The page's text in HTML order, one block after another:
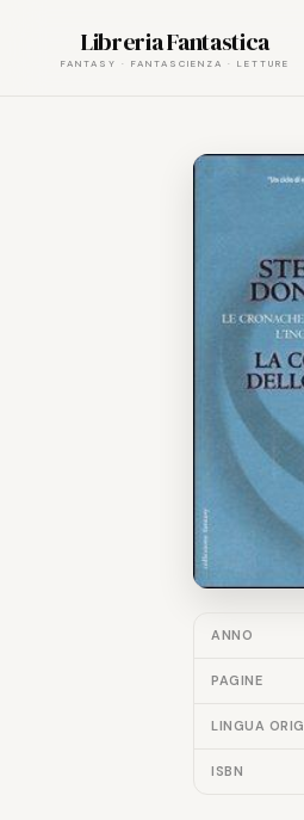
content
Libreria Fantastica
ANNO
PAGINE
LINGUA ORIG.
ISBN